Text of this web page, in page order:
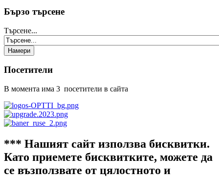
Бързо търсене
Търсене...
Посетители
В момента има 3 посетители в сайта
*** Нашият сайт използва бисквитки.
Като приемете бисквитките, можете да
се възползвате от цялостното и